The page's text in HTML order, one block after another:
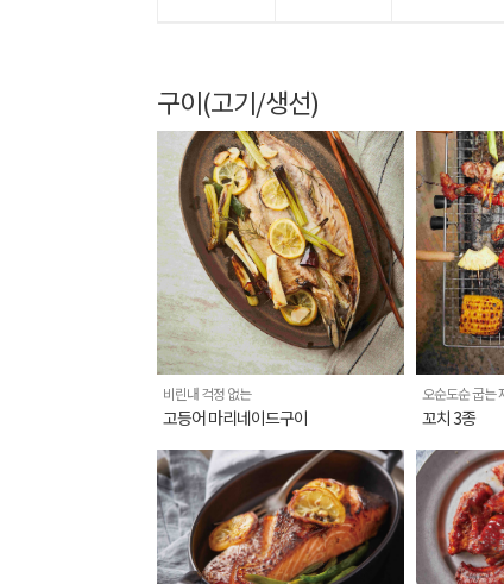
구이(고기/생선)
비린내 걱정 없는
고등어 마리네이드구이
오순도순 굽는
꼬치 3종